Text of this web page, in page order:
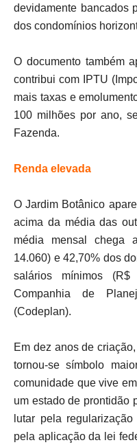
devidamente bancados
dos condomínios
O documento também
contribui com IPTU
mais taxas e
100 milhões por ano,
Fazenda.
Renda elevada
O Jardim Botânico
acima da média das
média mensal chega
14.060) e 42,70% dos
salários mínimos
Companhia de
(Codeplan).
Em dez anos de
tornou-se símbolo
comunidade que vive
um estado de prontidão
lutar pela
pela aplicação da lei